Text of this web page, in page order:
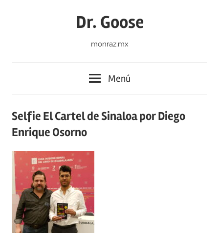
Dr. Goose
monraz.mx
Menú
Selfie El Cartel de Sinaloa por Diego
Enrique Osorno